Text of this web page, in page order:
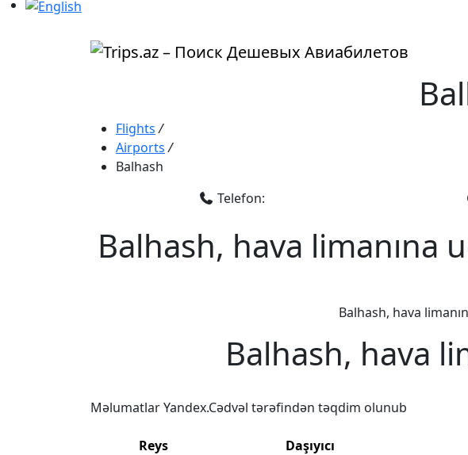
Flights /
Airports /
Balhash
Telefon:
Balhash, hava limanına
Balhash, hava
Balhash, hava
Məlumatlar Yandex.Cədvəl tərəfindən təqdim olunub
Reys Daşıyıcı